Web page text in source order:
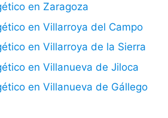
en Zaragoza
en Villarroya del Campo
en Villarroya de la Sierra
en Villanueva de Jiloca
en Villanueva de Gállego